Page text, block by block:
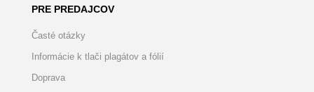
PRE PREDAJCOV
Časté otázky
Informácie k tlači plagátov a fólií
Doprava